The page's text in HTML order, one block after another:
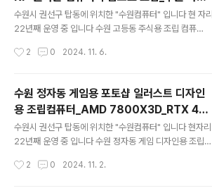
저장된다고 합니다 세무회계사무실 프로그램은 더존
을 많이 사용하시는거 같습니다 컴퓨터 사양은 조금 오래
SD 120GB / D: HDD 500GB / F: HDD 1TB 데이터 저
와 견적
수원시 권선구 탑동에 위치한 "수원컴퓨터" 입니다 현 자리
22년째 운영 중 입니다 수원 고등동 주식용 조립 컴퓨
플랫폼을 확인하고 4K 모니터 4대를 사용해 다양한 정보
메모리용량 / 그래픽카드 / SSD는 원하는 모델을 보내 주
셨고 나머지 부품들은 과하지 않는 선에서 추천 드렸습니
다 CPU 13세대 i7-13700KF 모델 CPU 때문에 고민을
조금 많이 하셨습니다 비용을 조금더 해서 14700K / KF
모델을 추천 드렸는데 예산이 정해져 있어서.. CPU 컴퓨
니다최소한.. 12세대 i5급 이상 제품을 추천 드립니다 메..
2 0 2024. 11. 6.
수원 정자동 게임용 포토샵 일러스트 디자인
용 조립컴퓨터_AMD 7800X3D_RTX 407
0 SUPER_수원컴퓨터부품수리판매_컴퓨터
출장설치
수원시 권선구 탑동에 위치한 "수원컴퓨터" 입니다 현자리
22년째 운영 중 입니다 수원 정자동 게임 디자인용 조립컴
사용) 컴퓨터 케이스 FAN 교체하러 오셨다가 원하는 조립
2 0 2024. 11. 2.